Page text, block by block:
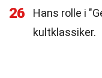
26
Hans rolle i
kultklassiker.